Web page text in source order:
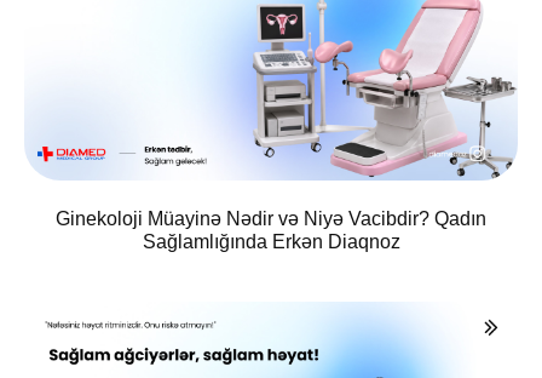
Ginekoloji Müayinə Nədir və Niyə Vacibdir? Qadın
Sağlamlığında Erkən Diaqnoz